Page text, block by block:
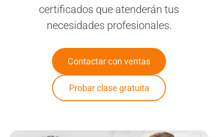
certificados que atenderán tus
necesidades profesionales.
Contactar con ventas
Probar clase gratuita